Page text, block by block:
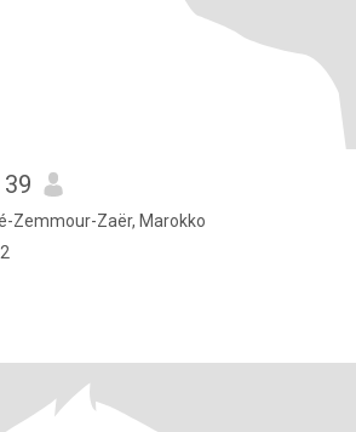
39
Zemmour-Zaër, Marokko